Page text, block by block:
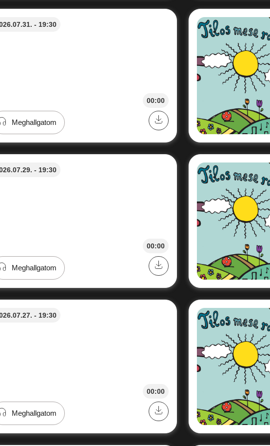
- 19:30
00:00
Meghallgatom
- 19:30
00:00
Meghallgatom
- 19:30
00:00
Meghallgatom